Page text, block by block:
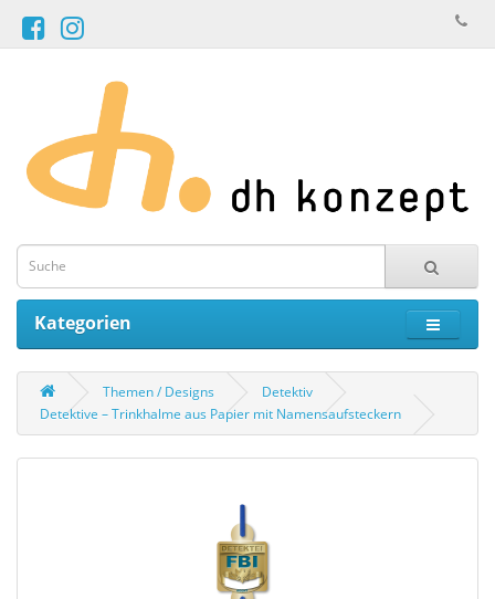
Kategorien
Themen / Designs
Detektiv
Detektive – Trinkhalme aus Papier mit Namensaufsteckern